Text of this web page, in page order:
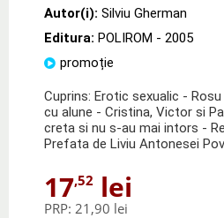
Autor(i): Silviu Gherman
Editura: POLIROM - 2005
promoție
Cuprins: Erotic sexualic -
cu alune - Cristina, Victor si
creta si nu s-au mai intors -
Prefata de Liviu Antonesei
17,52 lei
PRP: 21,90 lei